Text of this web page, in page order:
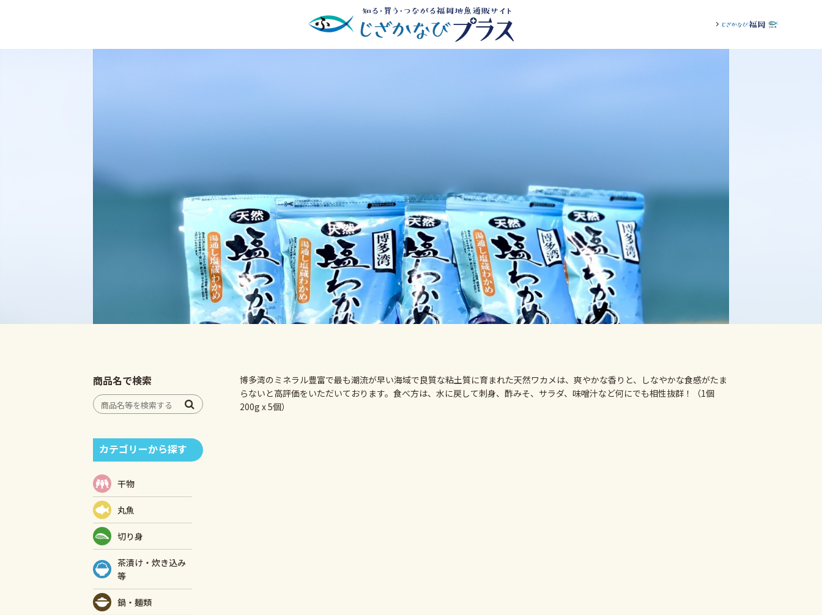
博多湾のミネラル豊富で最も潮流が早い海域で良質な粘土質に育まれた天然ワカメは、爽やかな香りと、しなやかな食感がたま
らないと高評価をいただいております。食べ方は、水に戻して刺身、酢みそ、サラダ、味噌汁など何にでも相性抜群！（1個
200g x 5個）
商品名で検索
カテゴリーから探す
干物
丸魚
切り身
茶漬け・炊き込み
等
鍋・麺類